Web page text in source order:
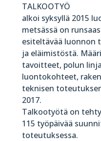
TALKOOTYÖ
alkoi syksyllä 2015
metsässä on
esiteltävää luonnon
ja eläimistöstä.
tavoitteet, polun
luontokohteet,
teknisen
2017.
Talkootyötä on tehty
115 työpäivää
toteutuksessa.